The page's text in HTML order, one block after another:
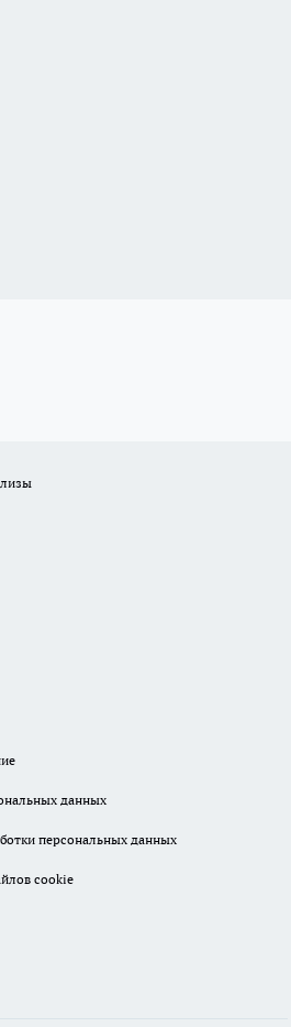
данных
персональных данных
cookie